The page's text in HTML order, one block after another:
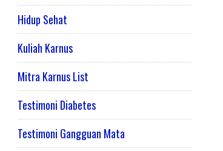
Hidup Sehat
Kuliah Karnus
Mitra Karnus List
Testimoni Diabetes
Testimoni Gangguan Mata